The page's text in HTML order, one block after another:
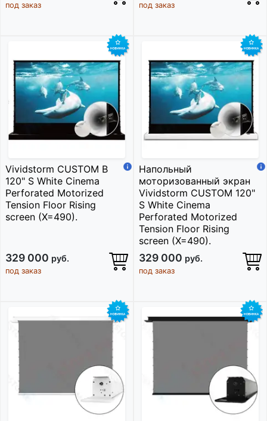
под заказ под заказ
Vividstorm CUSTOM B
120" S White Cinema
Perforated Motorized
Tension Floor Rising
screen (X=490).
329 000 руб.
под заказ
Напольный
моторизованный экран
Vividstorm CUSTOM 120"
S White Cinema
Perforated Motorized
Tension Floor Rising
screen (X=490).
329 000 руб.
под заказ